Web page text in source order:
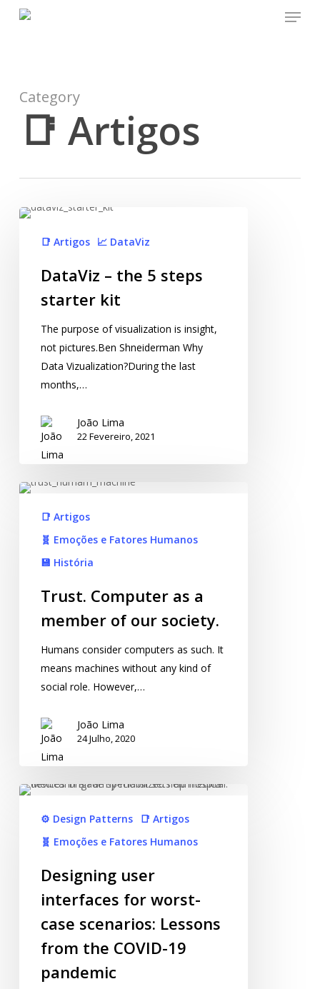
Menu
Category
📑 Artigos
📑 Artigos 📈 DataViz
DataViz – the 5 steps
starter kit
The purpose of visualization is insight,
not pictures.Ben Shneiderman Why
Data Vizualization?During the last
months,…
João Lima
22 Fevereiro, 2021
📑 Artigos
🧬 Emoções e Fatores Humanos
💾 História
Trust. Computer as a
member of our society.
Humans consider computers as such. It
means machines without any kind of
social role. However,…
João Lima
24 Julho, 2020
⚙️ Design Patterns
📑 Artigos
🧬 Emoções e Fatores Humanos
Designing user
interfaces for worst-
case scenarios: Lessons
from the COVID-19
pandemic